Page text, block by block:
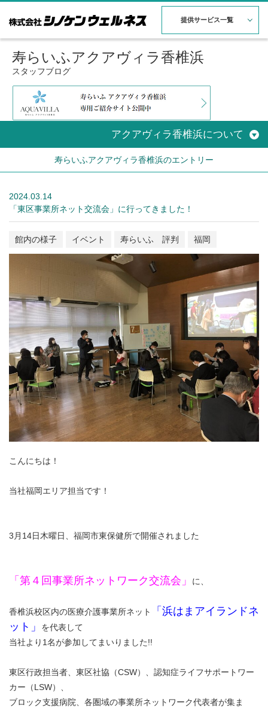
提供サービス一覧
寿らいふアクアヴィラ香椎浜
スタッフブログ
アクアヴィラ香椎浜について
寿らいふアクアヴィラ香椎浜のエントリー
2024.03.14
「東区事業所ネット交流会」に行ってきました！
館内の様子 イベント 寿らいふ 評判 福岡
こんにちは！
当社福岡エリア担当です！
3月14日木曜日、福岡市東保健所で開催されました
「第４回事業所ネットワーク交流会」 に、
香椎浜校区内の医療介護事業所ネット
「浜はまアイランドネ
ット」
を代表して
当社より1名が参加してまいりました!!
東区行政担当者、東区社協（CSW）、認知症ライフサポートワー
カー（LSW）、
ブロック支援病院、各圏域の事業所ネットワーク代表者が集ま